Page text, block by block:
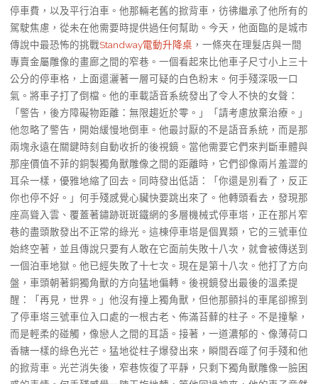
停車費，以及平行泊車。他那輛老舊的掀背車，彷彿繼承了他所有的
駕駛焦慮，從未在他需要時提供過任何幫助。今天，他面臨的是城市
傳說中最恐怖的挑戰Standway電動升降桌 ，一條夾在理髮店與一間
專賣金屬雕像的畫廊之間的窄巷。一個看起來比他車子尺寸小上三十
公分的停車格，上面還灑著一層可疑的白色粉末。何手殘深吸一口
氣。將車子打了倒檔。他的車載語音系統發出了令人不快的女聲：
「警告，後方障礙物距離：無限趨近於零。」「請考慮放棄治療。」
他忽略了警告，開始緩慢地倒車。他最討厭的不是語音系統，而是那
兩塊永遠在關鍵時刻自動收折的後視鏡。當他需要它們來判斷車體與
那座價值不菲的銅製獨角獸雕像之間的距離時，它們卻像兩片羞澀的
耳朵一樣，優雅地縮了回去。同時發出低語：「你還是別看了，反正
你也停不好。」何手殘感覺心臟快要跳出來了。他轉頭看去，發現那
座高聳入雲、覆蓋著鏽跡斑斑鐵網的多層機械式停車塔，正在那片窄
巷的盡頭散發出不正常的綠光。這棟停車塔是個異類，它的三號車位
始終空著，並且傳說只要有人敢在它面前失敗十八次，就會被傳送到
一個泊車地獄。他已經失敗了十七次。現在是第十八次。他打了方向
盤，車頭朝著銅獨角獸的方向猛地偏轉。後視鏡發出最後的溫柔提
醒：「再見，世界。」他沒有撞上獨角獸，但他那顫抖的車尾卻擦到
了停車塔三號車位入口處的一根古老、佈滿苔蘚的柱子。不是撞擊，
而是輕柔的碰觸，像戀人之間的耳語。接著，一道濃郁的、像薄荷口
香糖一樣的綠色光芒。猛地從柱子爆發出來，瞬間吞噬了何手殘和他
的掀背車。光芒消失後，窄巷恢復了平靜，只剩下獨角獸雕像一臉困